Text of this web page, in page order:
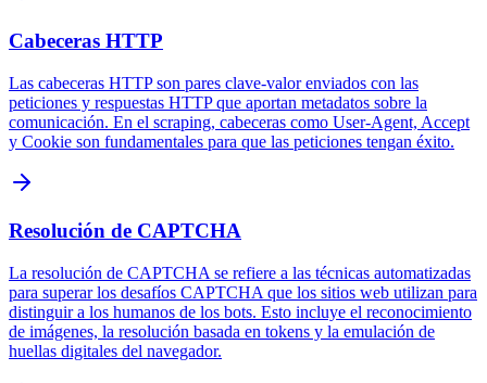
Cabeceras HTTP
Las cabeceras HTTP son pares clave-valor enviados con las
peticiones y respuestas HTTP que aportan metadatos sobre la
comunicación. En el scraping, cabeceras como User-Agent, Accept
y Cookie son fundamentales para que las peticiones tengan éxito.
Resolución de CAPTCHA
La resolución de CAPTCHA se refiere a las técnicas automatizadas
para superar los desafíos CAPTCHA que los sitios web utilizan para
distinguir a los humanos de los bots. Esto incluye el reconocimiento
de imágenes, la resolución basada en tokens y la emulación de
huellas digitales del navegador.